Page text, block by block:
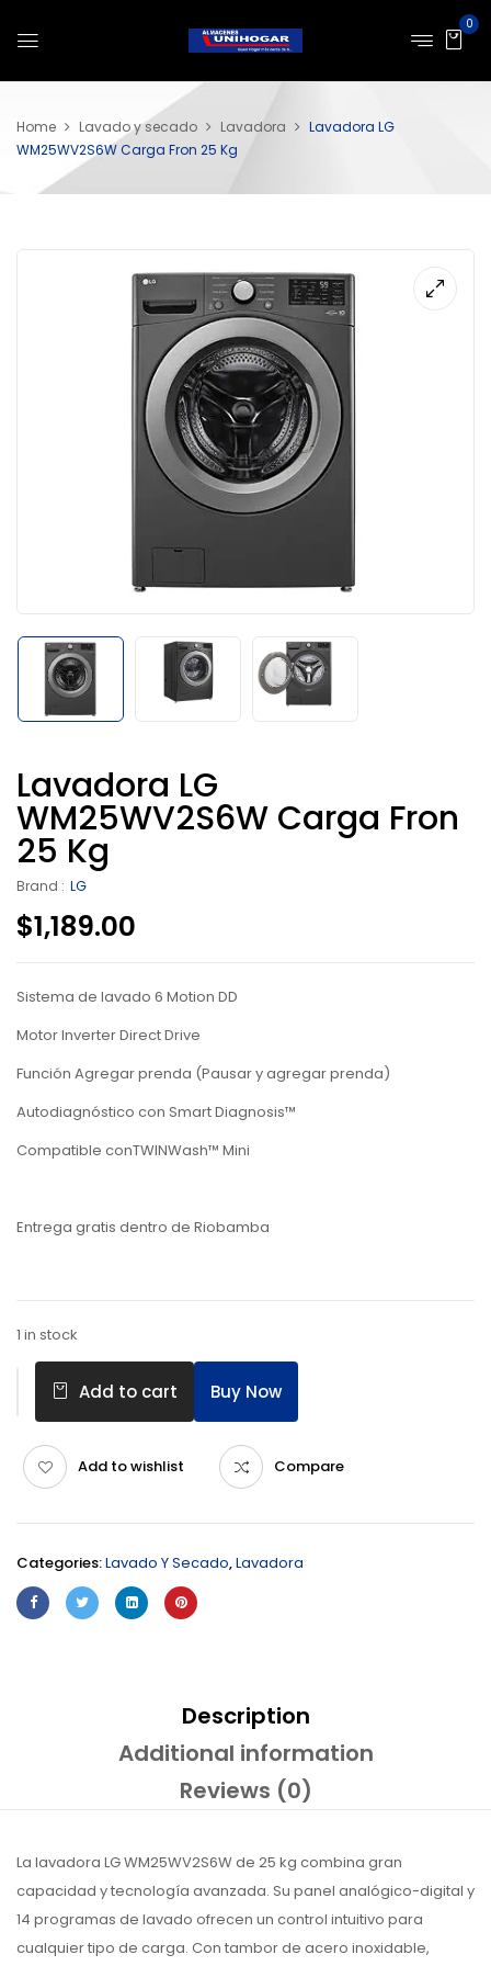
0
Home Lavado y secado Lavadora
Lavadora LG
WM25WV2S6W Carga Fron 25 Kg
Lavadora LG
WM25WV2S6W Carga Fron
25 Kg
Brand : LG
$1,189.00
Sistema de lavado 6 Motion DD
Motor Inverter Direct Drive
Función Agregar prenda (Pausar y agregar prenda)
Autodiagnóstico con Smart Diagnosis™
Compatible conTWINWash™ Mini
Entrega gratis dentro de Riobamba
1 in stock
Add to cart Buy Now
Add to wishlist Compare
Categories:Lavado Y Secado,Lavadora
Description
Additional information
Reviews (0)
La lavadora LG WM25WV2S6W de 25 kg combina gran
capacidad y tecnología avanzada. Su panel analógico-digital y
14 programas de lavado ofrecen un control intuitivo para
cualquier tipo de carga. Con tambor de acero inoxidable,